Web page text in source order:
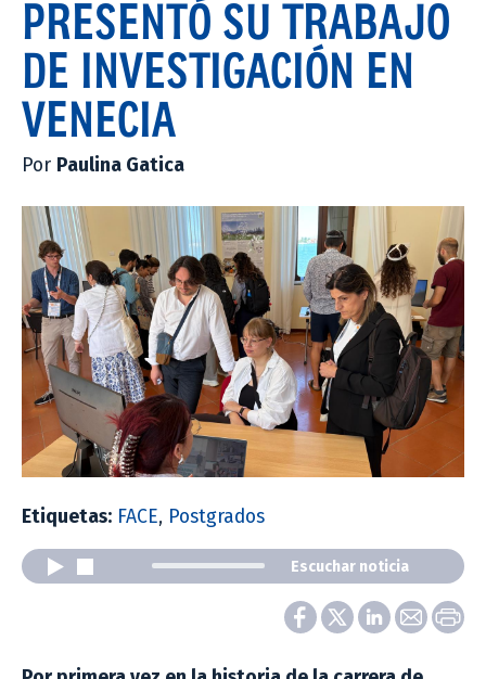
PRESENTÓ SU TRABAJO
DE INVESTIGACIÓN EN
VENECIA
Por Paulina Gatica
Etiquetas: FACE, Postgrados
Escuchar noticia